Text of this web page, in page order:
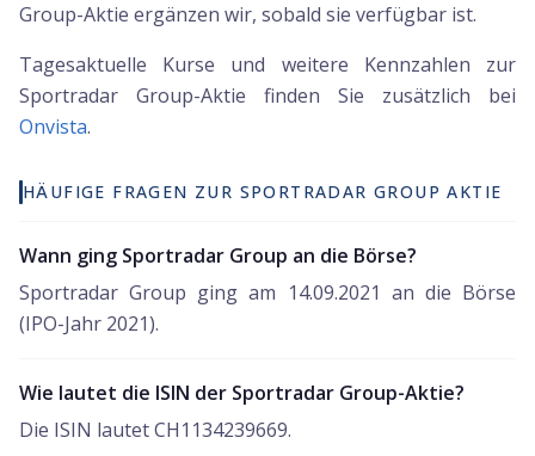
Group-Aktie ergänzen wir, sobald sie verfügbar ist.
Tagesaktuelle Kurse und weitere Kennzahlen zur
Sportradar Group-Aktie finden Sie zusätzlich bei
Onvista.
HÄUFIGE FRAGEN ZUR SPORTRADAR GROUP AKTIE
Wann ging Sportradar Group an die Börse?
Sportradar Group ging am 14.09.2021 an die Börse
(IPO-Jahr 2021).
Wie lautet die ISIN der Sportradar Group-Aktie?
Die ISIN lautet CH1134239669.